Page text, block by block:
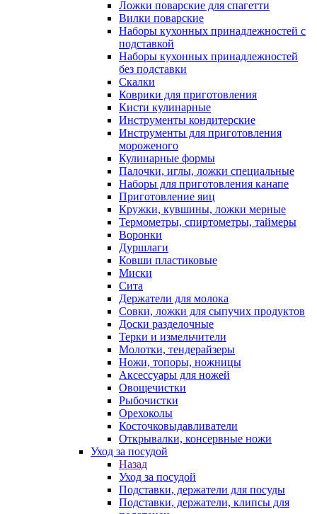
Ложки поварские для спагетти
Вилки поварские
Наборы кухонных принадлежностей с
подставкой
Наборы кухонных принадлежностей
без подставки
Скалки
Коврики для приготовления
Кисти кулинарные
Инструменты кондитерские
Инструменты для приготовления
мороженого
Кулинарные формы
Палочки, иглы, ложки специальные
Наборы для приготовления канапе
Приготовление яиц
Кружки, кувшины, ложки мерные
Термометры, спиртометры, таймеры
Воронки
Дуршлаги
Ковши пластиковые
Миски
Сита
Держатели для молока
Совки, ложки для сыпучих продуктов
Доски разделочные
Терки и измельчители
Молотки, тендерайзеры
Ножи, топоры, ножницы
Аксессуары для ножей
Овощечистки
Рыбочистки
Орехоколы
Косточковыдавливатели
Открывалки, консервные ножи
Уход за посудой
Назад
Уход за посудой
Подставки, держатели для посуды
Подставки, держатели, клипсы для